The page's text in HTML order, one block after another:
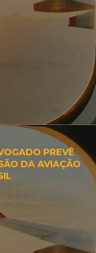
PREVÊ
DA AVIAÇÃO